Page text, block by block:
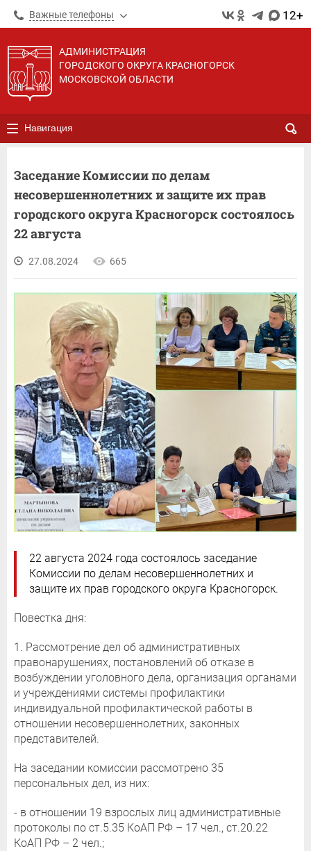
Важные телефоны 12+
АДМИНИСТРАЦИЯ
ГОРОДСКОГО ОКРУГА КРАСНОГОРСК
МОСКОВСКОЙ ОБЛАСТИ
Навигация
Заседание Комиссии по делам
несовершеннолетних и защите их прав
городского округа Красногорск состоялось
22 августа
27.08.2024 665
22 августа 2024 года состоялось заседание
Комиссии по делам несовершеннолетних и
защите их прав городского округа Красногорск.
Повестка дня:
1. Рассмотрение дел об административных
правонарушениях, постановлений об отказе в
возбуждении уголовного дела, организация органами
и учреждениями системы профилактики
индивидуальной профилактической работы в
отношении несовершеннолетних, законных
представителей.
На заседании комиссии рассмотрено 35
персональных дел, из них:
- в отношении 19 взрослых лиц административные
протоколы по ст.5.35 КоАП РФ – 17 чел., ст.20.22
КоАП РФ – 2 чел.;